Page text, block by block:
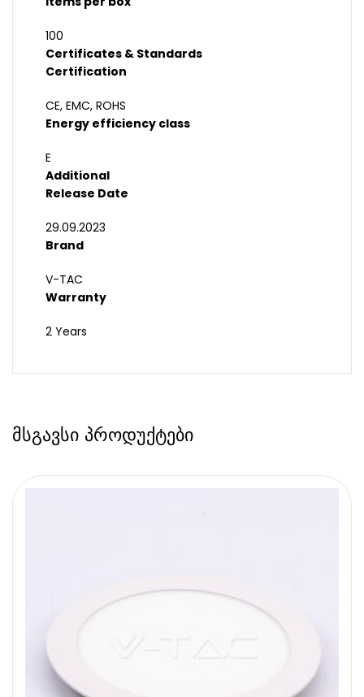
100
Certificates & Standards
Certification
CE, EMC, ROHS
Energy efficiency class
E
Additional
Release Date
29.09.2023
Brand
V-TAC
Warranty
2 Years
მსგავსი პროდუქტები